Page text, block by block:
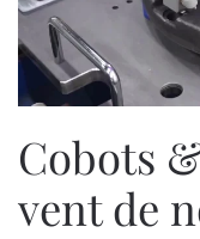
Cobots
vent de